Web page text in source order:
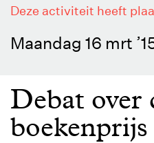
Deze activiteit heeft
Maandag 16 mrt
Debat over
boekenprijs